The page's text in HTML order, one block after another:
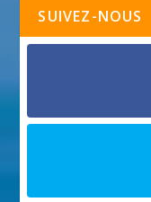
SUIVEZ-NOUS